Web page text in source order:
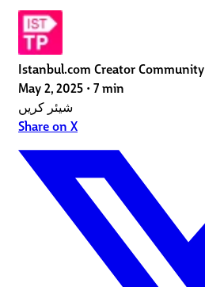
Istanbul.com Creator Community
May 2, 2025 • 7 min
شیئر کریں
Share on X